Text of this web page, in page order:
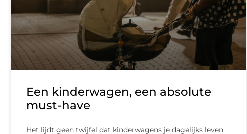
Een kinderwagen, een absolute
must-have
Het lijdt geen twijfel dat kinderwagens je dagelijks leven